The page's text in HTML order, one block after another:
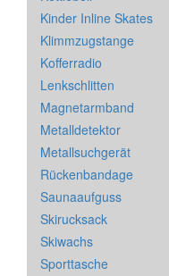
Kinder Inline Skates
Klimmzugstange
Kofferradio
Lenkschlitten
Magnetarmband
Metalldetektor
Metallsuchgerät
Rückenbandage
Saunaaufguss
Skirucksack
Skiwachs
Sporttasche